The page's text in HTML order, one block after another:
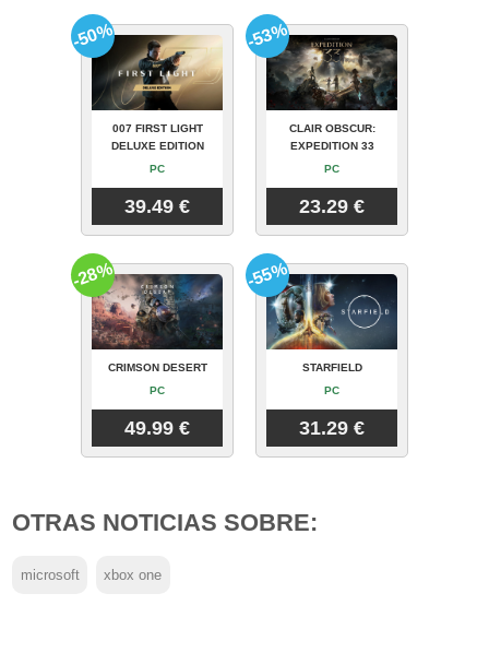
007 FIRST LIGHT
DELUXE EDITION
PC
39.49 €
-50%
CLAIR OBSCUR:
EXPEDITION 33
PC
23.29 €
-53%
CRIMSON DESERT
PC
49.99 €
-28%
STARFIELD
PC
31.29 €
-55%
OTRAS NOTICIAS SOBRE:
microsoft xbox one